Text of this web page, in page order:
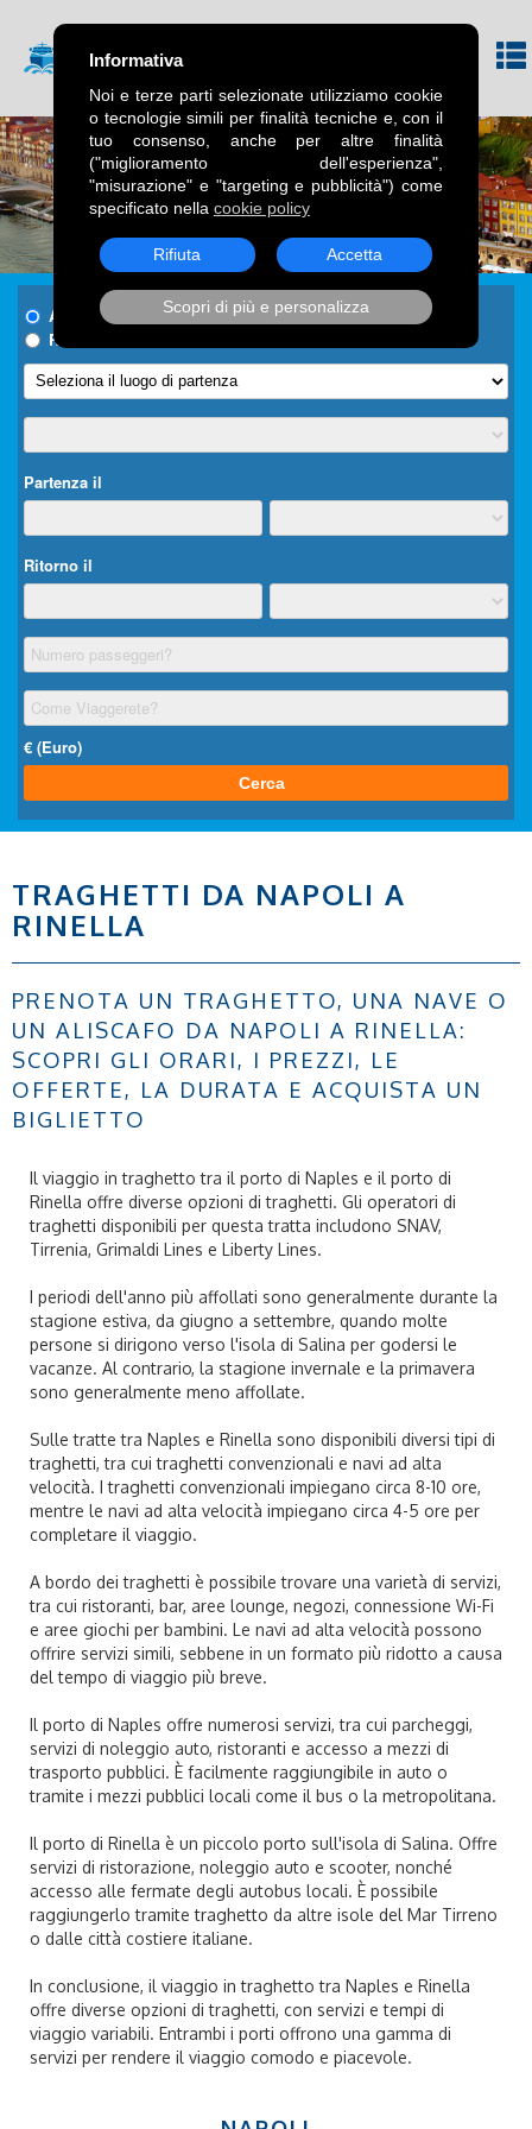
TRAGHETTI DA NAPOLI A
RINELLA
PRENOTA UN TRAGHETTO, UNA NAVE O
UN ALISCAFO DA NAPOLI A RINELLA:
SCOPRI GLI ORARI, I PREZZI, LE
OFFERTE, LA DURATA E ACQUISTA UN
BIGLIETTO
Il viaggio in traghetto tra il porto di Naples e il porto di
Rinella offre diverse opzioni di traghetti. Gli operatori di
traghetti disponibili per questa tratta includono SNAV,
Tirrenia, Grimaldi Lines e Liberty Lines.
I periodi dell'anno più affollati sono generalmente durante la
stagione estiva, da giugno a settembre, quando molte
persone si dirigono verso l'isola di Salina per godersi le
vacanze. Al contrario, la stagione invernale e la primavera
sono generalmente meno affollate.
Sulle tratte tra Naples e Rinella sono disponibili diversi tipi di
traghetti, tra cui traghetti convenzionali e navi ad alta
velocità. I traghetti convenzionali impiegano circa 8-10 ore,
mentre le navi ad alta velocità impiegano circa 4-5 ore per
completare il viaggio.
A bordo dei traghetti è possibile trovare una varietà di servizi,
tra cui ristoranti, bar, aree lounge, negozi, connessione Wi-Fi
e aree giochi per bambini. Le navi ad alta velocità possono
offrire servizi simili, sebbene in un formato più ridotto a causa
del tempo di viaggio più breve.
Il porto di Naples offre numerosi servizi, tra cui parcheggi,
servizi di noleggio auto, ristoranti e accesso a mezzi di
trasporto pubblici. È facilmente raggiungibile in auto o
tramite i mezzi pubblici locali come il bus o la metropolitana.
Il porto di Rinella è un piccolo porto sull'isola di Salina. Offre
servizi di ristorazione, noleggio auto e scooter, nonché
accesso alle fermate degli autobus locali. È possibile
raggiungerlo tramite traghetto da altre isole del Mar Tirreno
o dalle città costiere italiane.
In conclusione, il viaggio in traghetto tra Naples e Rinella
offre diverse opzioni di traghetti, con servizi e tempi di
viaggio variabili. Entrambi i porti offrono una gamma di
servizi per rendere il viaggio comodo e piacevole.
Informativa
Noi e terze parti selezionate utilizziamo cookie
o tecnologie simili per finalità tecniche e, con il
tuo consenso, anche per altre finalità
("miglioramento dell'esperienza",
"misurazione" e "targeting e pubblicità") come
specificato nella cookie policy
Rifiuta Accetta
Scopri di più e personalizza